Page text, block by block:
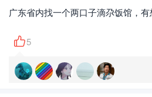
广东省内找一个两口子滴尕饭馆，
5